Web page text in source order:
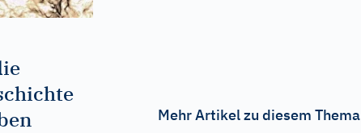
Mehr Artikel zu diesem Thema